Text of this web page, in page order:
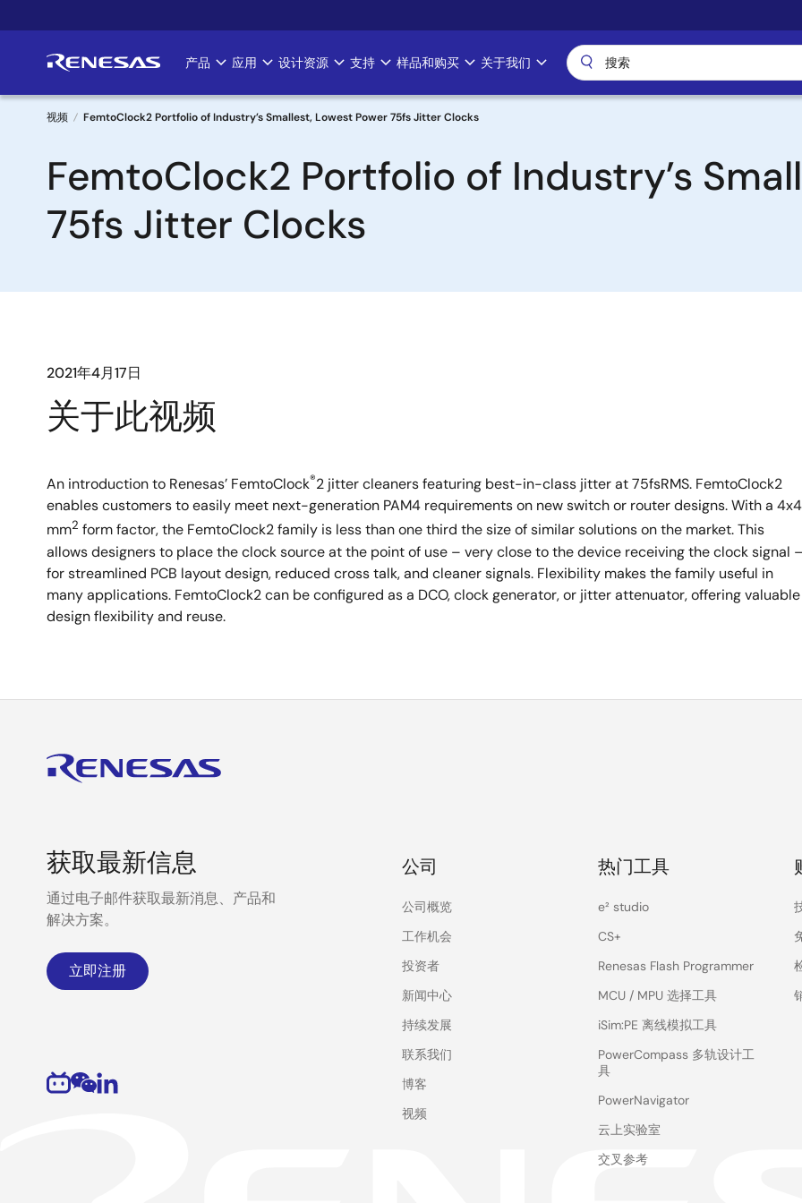
转
要
Main
navigation
产品 应用 设计资源 支持 样品和购买 关于我们
面
包
屑
视频 FemtoClock2 Portfolio of Industry’s Smallest, Lowest Power 75fs Jitter Clocks
FemtoClock2 Portfolio of Industry’s
75fs Jitter Clocks
2021年4月17日
关于此视频
An introduction to Renesas’ FemtoClock®2 jitter cleaners featuring best-in-class jitter at 75fsRMS. FemtoClock2
enables customers to easily meet next-generation PAM4 requirements on new switch or router designs. With a 4x4
mm2 form factor, the FemtoClock2 family is less than one third the size of similar solutions on the market. This
allows designers to place the clock source at the point of use – very close to the device receiving the clock signal
for streamlined PCB layout design, reduced cross talk, and cleaner signals. Flexibility makes the family useful in
many applications. FemtoClock2 can be configured as a DCO, clock generator, or jitter attenuator, offering valuable
design flexibility and reuse.
获取最新信息
通过电子邮件获取最新消息、产品和
解决方案。
立即注册
公司
公司概览
工作机会
投资者
新闻中心
持续发展
联系我们
博客
视频
热门工具
e² studio
CS+
Renesas Flash Programmer
MCU / MPU 选择工具
iSim:PE 离线模拟工具
PowerCompass 多轨设计工
具
PowerNavigator
云上实验室
交叉参考